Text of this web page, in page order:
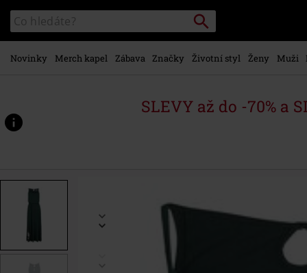
hlavnímu
obsahu
Katalog
vyhledávání
Vyhledávání
Novinky Merch kapel Zábava Značky Životní styl Ženy Muži
SLEVY až do -70% a
www.emp-
p/maxi-
563225.html